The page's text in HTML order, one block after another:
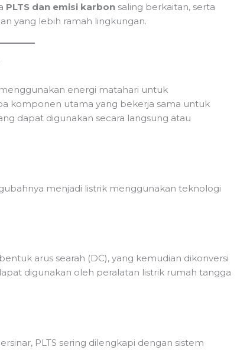
PLTS dan emisi karbonsaling berkaitan, serta
yang lebih ramah lingkungan.
energi matahari untuk
komponen utama yang bekerja sama untuk
dapat digunakan secara langsung atau
menjadi listrik menggunakan teknologi
arus searah (DC), yang kemudian dikonversi
digunakan oleh peralatan listrik rumah tangga
PLTS sering dilengkapi dengan sistem